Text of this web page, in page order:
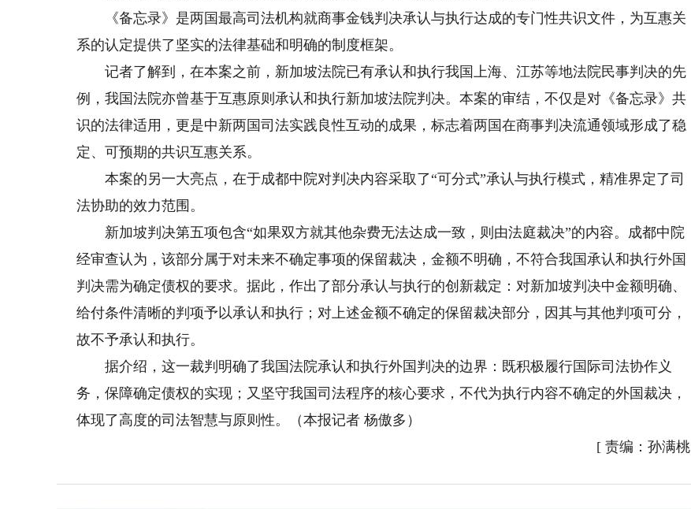
《备忘录》是两国最高司法机构就商事金钱判决承认与执行达成的专门性共识文件，为互惠关
系的认定提供了坚实的法律基础和明确的制度框架。
记者了解到，在本案之前，新加坡法院已有承认和执行我国上海、江苏等地法院民事判决的先
例，我国法院亦曾基于互惠原则承认和执行新加坡法院判决。本案的审结，不仅是对《备忘录》共
识的法律适用，更是中新两国司法实践良性互动的成果，标志着两国在商事判决流通领域形成了稳
定、可预期的共识互惠关系。
本案的另一大亮点，在于成都中院对判决内容采取了“可分式”承认与执行模式，精准界定了司
法协助的效力范围。
新加坡判决第五项包含“如果双方就其他杂费无法达成一致，则由法庭裁决”的内容。成都中院
经审查认为，该部分属于对未来不确定事项的保留裁决，金额不明确，不符合我国承认和执行外国
判决需为确定债权的要求。据此，作出了部分承认与执行的创新裁定：对新加坡判决中金额明确、
给付条件清晰的判项予以承认和执行；对上述金额不确定的保留裁决部分，因其与其他判项可分，
故不予承认和执行。
据介绍，这一裁判明确了我国法院承认和执行外国判决的边界：既积极履行国际司法协作义
务，保障确定债权的实现；又坚守我国司法程序的核心要求，不代为执行内容不确定的外国裁决，
体现了高度的司法智慧与原则性。（本报记者 杨傲多）
[ 责编：孙满桃